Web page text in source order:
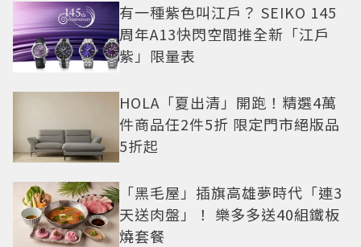
有一種紫色叫江戶？ SEIKO 145
周年A13快閃空間推全新「江戶
紫」限量表
HOLA「夏出清」開跑！精選4萬
件商品任2件5折 限定門市絕版品
5折起
「黑毛屋」插旗高雄夢時代「連3
天送肉盤」！ 樂多多送40組鐵板
燒套餐